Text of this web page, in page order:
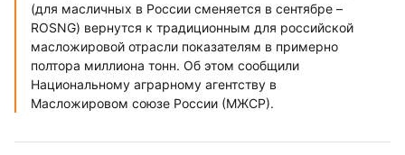
(для масличных в России сменяется в сентябре –
ROSNG) вернутся к традиционным для российской
масложировой отрасли показателям в примерно
полтора миллиона тонн. Об этом сообщили
Национальному аграрному агентству в
Масложировом союзе России (МЖСР).